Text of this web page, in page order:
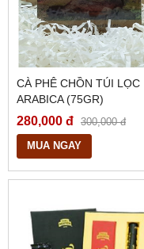
CÀ PHÊ CHỒN TÚI LỌC
ARABICA (75GR)
280,000 đ 300,000 đ
MUA NGAY